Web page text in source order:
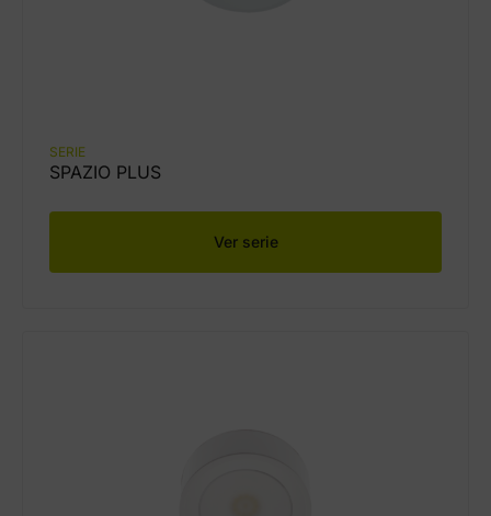
SERIE
SPAZIO PLUS
Ver serie